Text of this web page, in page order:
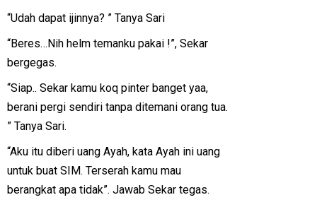
“Udah dapat ijinnya? ” Tanya Sari
“Beres…Nih helm temanku pakai !”, Sekar
bergegas.
“Siap.. Sekar kamu koq pinter banget yaa,
berani pergi sendiri tanpa ditemani orang tua.
” Tanya Sari.
“Aku itu diberi uang Ayah, kata Ayah ini uang
untuk buat SIM. Terserah kamu mau
berangkat apa tidak”. Jawab Sekar tegas.